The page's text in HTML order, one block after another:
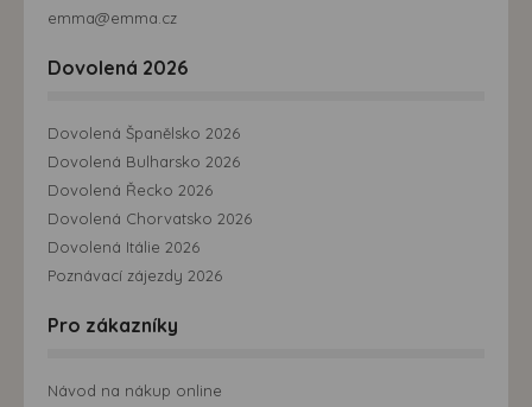
emma@emma.cz
Dovolená 2026
Dovolená Španělsko 2026
Dovolená Bulharsko 2026
Dovolená Řecko 2026
Dovolená Chorvatsko 2026
Dovolená Itálie 2026
Poznávací zájezdy 2026
Pro zákazníky
Návod na nákup online